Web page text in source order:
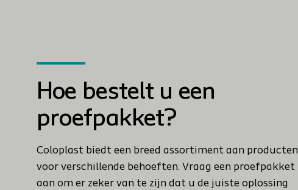
Hoe bestelt u een
proefpakket?
Coloplast biedt een breed assortiment aan producten
voor verschillende behoeften. Vraag een proefpakket
aan om er zeker van te zijn dat u de juiste oplossing